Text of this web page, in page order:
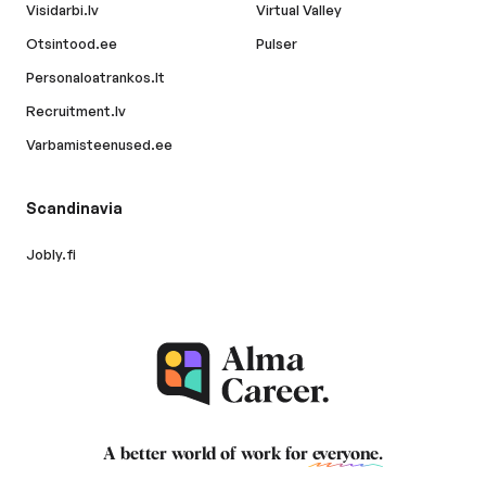
Visidarbi.lv
Otsintood.ee
Personaloatrankos.lt
Recruitment.lv
Varbamisteenused.ee
Virtual Valley
Pulser
Scandinavia
Jobly.fi
A better world of work for everyone.